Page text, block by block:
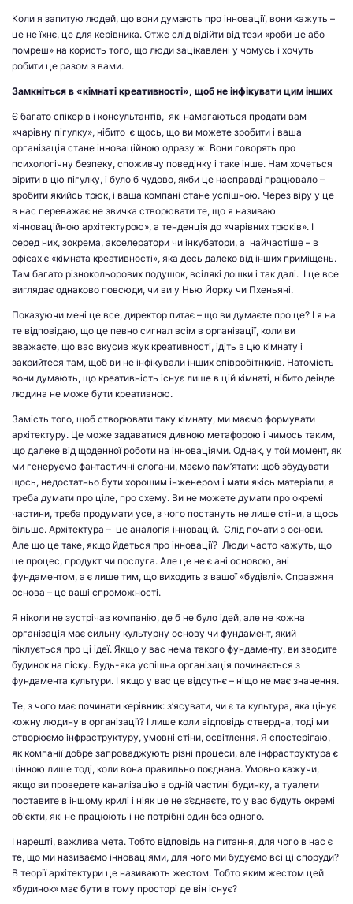
Коли я запитую людей, що вони думають про інновації, вони кажуть –
це не їхнє, це для керівника. Отже слід відійти від тези «роби це або
помреш» на користь того, що люди зацікавлені у чомусь і хочуть
робити це разом з вами.
Замкніться в «кімнаті креативності», щоб не інфікувати цим інших
Є багато спікерів і консультантів, які намагаються продати вам
«чарівну пігулку», нібито є щось, що ви можете зробити і ваша
організація стане інноваційною одразу ж. Вони говорять про
психологічну безпеку, споживчу поведінку і таке інше. Нам хочеться
вірити в цю пігулку, і було б чудово, якби це насправді працювало –
зробити якийсь трюк, і ваша компані стане успішною. Через віру у це
в нас переважає не звичка створювати те, що я називаю
«інноваційною архітектурою», а тенденція до «чарівних трюків». І
серед них, зокрема, акселератори чи інкубатори, а найчастіше – в
офісах є «кімната креативності», яка десь далеко від інших приміщень.
Там багато різнокольорових подушок, всілякі дошки і так далі. І це все
виглядає однаково повсюди, чи ви у Нью Йорку чи Пхеньяні.
Показуючи мені це все, директор питає – що ви думаєте про це? І я на
те відповідаю, що це певно сигнал всім в організації, коли ви
вважаєте, що вас вкусив жук креативності, ідіть в цю кімнату і
закрийтеся там, щоб ви не інфікували інших співробітнкиів. Натомість
вони думають, що креативність існує лише в цій кімнаті, нібито деінде
людина не може бути креативною.
Замість того, щоб створювати таку кімнату, ми маємо формувати
архітектуру. Це може задаватися дивною метафорою і чимось таким,
що далеке від щоденної роботи на інноваціями. Однак, у той момент, як
ми генеруємо фантастичні слогани, маємо пам’ятати: щоб збудувати
щось, недостатньо бути хорошим інженером і мати якісь матеріали, а
треба думати про ціле, про схему. Ви не можете думати про окремі
частини, треба продумати усе, з чого постануть не лише стіни, а щось
більше. Архітектура – це аналогія інновацій. Слід почати з основи.
Але що це таке, якщо йдеться про інновації? Люди часто кажуть, що
це процес, продукт чи послуга. Але це не є ані основою, ані
фундаментом, а є лише тим, що виходить з вашої «будівлі». Справжня
основа – це ваші спроможності.
Я ніколи не зустрічав компанію, де б не було ідей, але не кожна
організація має сильну культурну основу чи фундамент, який
піклується про ці ідеї. Якщо у вас нема такого фундаменту, ви зводите
будинок на піску. Будь-яка успішна організація починається з
фундамента культури. І якщо у вас це відсутнє – ніщо не має значення.
Те, з чого має починати керівник: з’ясувати, чи є та культура, яка цінує
кожну людину в організації? І лише коли відповідь ствердна, тоді ми
створюємо інфраструктуру, умовні стіни, освітлення. Я спостерігаю,
як компанії добре запроваджують різні процеси, але інфраструктура є
цінною лише тоді, коли вона правильно поєднана. Умовно кажучи,
якщо ви проведете каналізацію в одній частині будинку, а туалети
поставите в іншому крилі і ніяк це не з’єднаєте, то у вас будуть окремі
об'єкти, які не працюють і не потрібні один без одного.
І нарешті, важлива мета. Тобто відповідь на питання, для чого в нас є
те, що ми називаємо інноваціями, для чого ми будуємо всі ці споруди?
В теорії архітектури це називають жестом. Тобто яким жестом цей
«будинок» має бути в тому просторі де він існує?